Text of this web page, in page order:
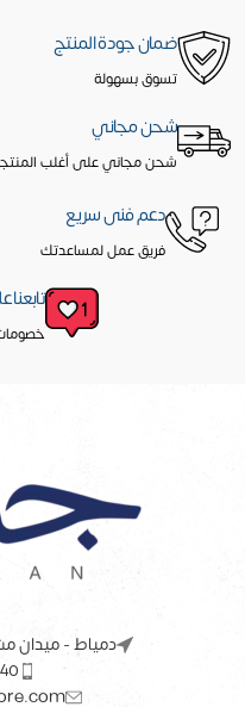
ضمان جودة المنتج
تسوق بسهولة
شحن مجاني
شحن مجاني على أغلب
دعم فنى سريع
فريق عمل لمساعدتك
خصومات
دمياط - ميدان